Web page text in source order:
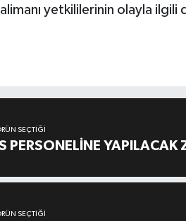
yetkililerinin olayla ilgili
SEÇTIĞI
PERSONELİNE YAPILACAK
SEÇTIĞI